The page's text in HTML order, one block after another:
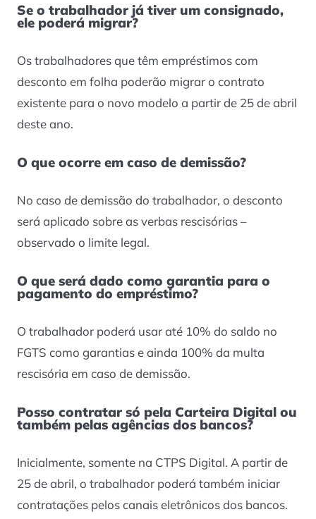
Se o trabalhador já tiver um consignado,
ele poderá migrar?
Os trabalhadores que têm empréstimos com
desconto em folha poderão migrar o contrato
existente para o novo modelo a partir de 25 de abril
deste ano.
O que ocorre em caso de demissão?
No caso de demissão do trabalhador, o desconto
será aplicado sobre as verbas rescisórias –
observado o limite legal.
O que será dado como garantia para o
pagamento do empréstimo?
O trabalhador poderá usar até 10% do saldo no
FGTS como garantias e ainda 100% da multa
rescisória em caso de demissão.
Posso contratar só pela Carteira Digital ou
também pelas agências dos bancos?
Inicialmente, somente na CTPS Digital. A partir de
25 de abril, o trabalhador poderá também iniciar
contratações pelos canais eletrônicos dos bancos.